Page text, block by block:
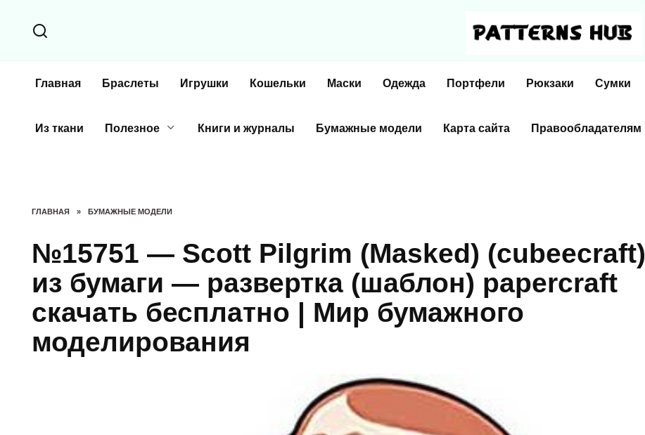
содержанию
Главная Браслеты Игрушки Кошельки Маски Одежда Портфели Рюкзаки Сумки
Из ткани Полезное Книги и журналы Бумажные модели Карта сайта Правообладателям
ГЛАВНАЯ » БУМАЖНЫЕ МОДЕЛИ
№15751 — Scott Pilgrim (Masked) (cubeecraft)
из бумаги — развертка (шаблон) papercraft
скачать бесплатно | Мир бумажного
моделирования